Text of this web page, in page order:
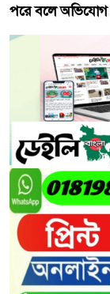
পরে বলে অভিযোগ